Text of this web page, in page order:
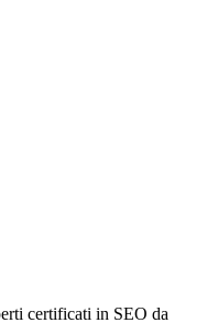
certificati in SEO da